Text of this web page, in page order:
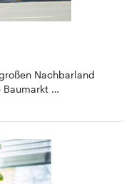
Nachbarland
Baumarkt …